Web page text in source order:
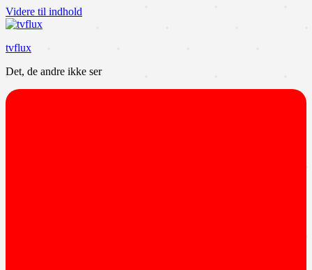
Videre til indhold
tvflux
Det, de andre ikke ser